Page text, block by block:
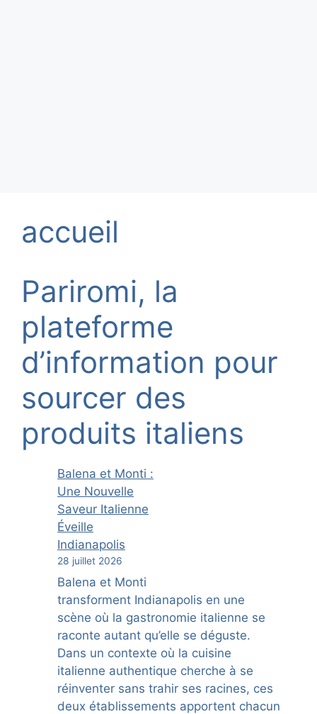
accueil
Pariromi, la
plateforme
d’information pour
sourcer des
produits italiens
Balena et Monti :
Une Nouvelle
Saveur Italienne
Éveille
Indianapolis
28 juillet 2026
Balena et Monti
transforment Indianapolis en une
scène où la gastronomie italienne se
raconte autant qu’elle se déguste.
Dans un contexte où la cuisine
italienne authentique cherche à se
réinventer sans trahir ses racines, ces
deux établissements apportent chacun